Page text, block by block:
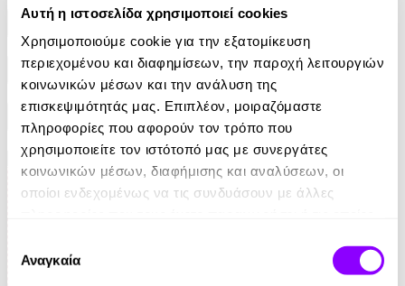
Αυτή η ιστοσελίδα χρησιμοποιεί cookies
Χρησιμοποιούμε cookie για την εξατομίκευση
περιεχομένου και διαφημίσεων, την παροχή λειτουργιών
κοινωνικών μέσων και την ανάλυση της
επισκεψιμότητάς μας. Επιπλέον, μοιραζόμαστε
πληροφορίες που αφορούν τον τρόπο που
χρησιμοποιείτε τον ιστότοπό μας με συνεργάτες
κοινωνικών μέσων, διαφήμισης και αναλύσεων, οι
οποίοι ενδεχομένως να τις συνδυάσουν με άλλες
των υπηρεσιών τους.
συγκατάθεσης
Αναγκαία
Εκδοτικοί οίκοι